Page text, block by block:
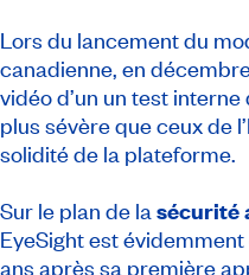
Lors du lancement du
canadienne, en
vidéo d’un un test
plus sévère que ceux de
solidité de la plateforme.
Sur le plan de la sécurité
EyeSight est
ans après sa première